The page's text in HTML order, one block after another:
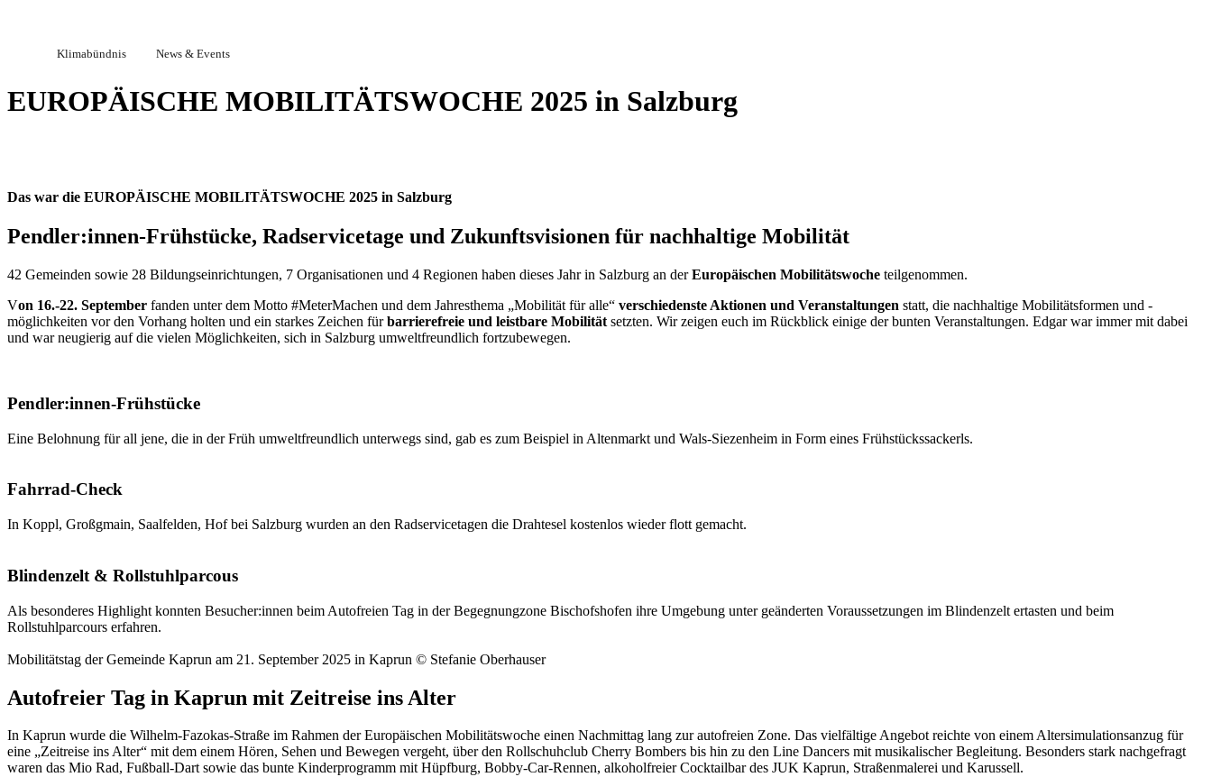
Klimabündnis News & Events
EUROPÄISCHE MOBILITÄTSWOCHE 2025 in Salzburg
Das war die EUROPÄISCHE MOBILITÄTSWOCHE 2025 in Salzburg
Pendler:innen-Frühstücke, Radservicetage und Zukunftsvisionen für nachhaltige Mobilität
42 Gemeinden sowie 28 Bildungseinrichtungen, 7 Organisationen und 4 Regionen haben dieses Jahr in Salzburg an derEuropäischen Mobilitätswoche teilgenommen.
Von 16.-22. September fanden unter dem Motto #MeterMachen und dem Jahresthema „Mobilität für alle“ verschiedenste Aktionen und Veranstaltungen statt, die nachhaltige Mobilitätsformen und -
möglichkeiten vor den Vorhang holten und ein starkes Zeichen fürbarrierefreie und leistbare Mobilität setzten. Wir zeigen euch im Rückblick einige der bunten Veranstaltungen. Edgar war immer mit dabei
und war neugierig auf die vielen Möglichkeiten, sich in Salzburg umweltfreundlich fortzubewegen.
Pendler:innen-Frühstücke
Eine Belohnung für all jene, die in der Früh umweltfreundlich unterwegs sind, gab es zum Beispiel in Altenmarkt und Wals-Siezenheim in Form eines Frühstückssackerls.
Fahrrad-Check
In Koppl, Großgmain, Saalfelden, Hof bei Salzburg wurden an den Radservicetagen die Drahtesel kostenlos wieder flott gemacht.
Blindenzelt & Rollstuhlparcous
Als besonderes Highlight konnten Besucher:innen beim Autofreien Tag in der Begegnungzone Bischofshofen ihre Umgebung unter geänderten Voraussetzungen im Blindenzelt ertasten und beim
Rollstuhlparcours erfahren.
Mobilitätstag der Gemeinde Kaprun am 21. September 2025 in Kaprun © Stefanie Oberhauser
Autofreier Tag in Kaprun mit Zeitreise ins Alter
In Kaprun wurde die Wilhelm-Fazokas-Straße im Rahmen der Europäischen Mobilitätswoche einen Nachmittag lang zur autofreien Zone. Das vielfältige Angebot reichte von einem Altersimulationsanzug für
eine „Zeitreise ins Alter“ mit dem einem Hören, Sehen und Bewegen vergeht, über den Rollschuhclub Cherry Bombers bis hin zu den Line Dancers mit musikalischer Begleitung. Besonders stark nachgefragt
waren das Mio Rad, Fußball-Dart sowie das bunte Kinderprogramm mit Hüpfburg, Bobby-Car-Rennen, alkoholfreier Cocktailbar des JUK Kaprun, Straßenmalerei und Karussell.